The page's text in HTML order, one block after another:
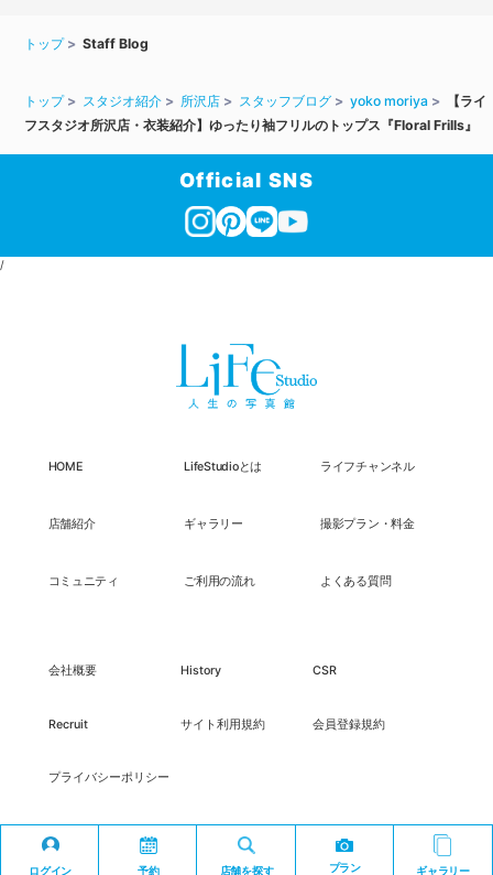
ログイン 予約 店舗を探す プラン ギャラリー
トップ Staff Blog
トップ スタジオ紹介 所沢店 スタッフブログ yoko moriya
【ライ
フスタジオ所沢店・衣装紹介】ゆったり袖フリルのトップス『Floral Frills』
Official SNS
/
HOME LifeStudioとは ライフチャンネル
店舗紹介 ギャラリー 撮影プラン・料金
コミュニティ ご利用の流れ よくある質問
会社概要 History CSR
Recruit サイト利用規約 会員登録規約
プライバシーポリシー